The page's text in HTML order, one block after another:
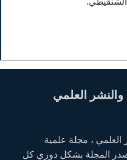
والنشر العلمي
العلمي ، مجلة علمية
المجلة بشكل دوري كل